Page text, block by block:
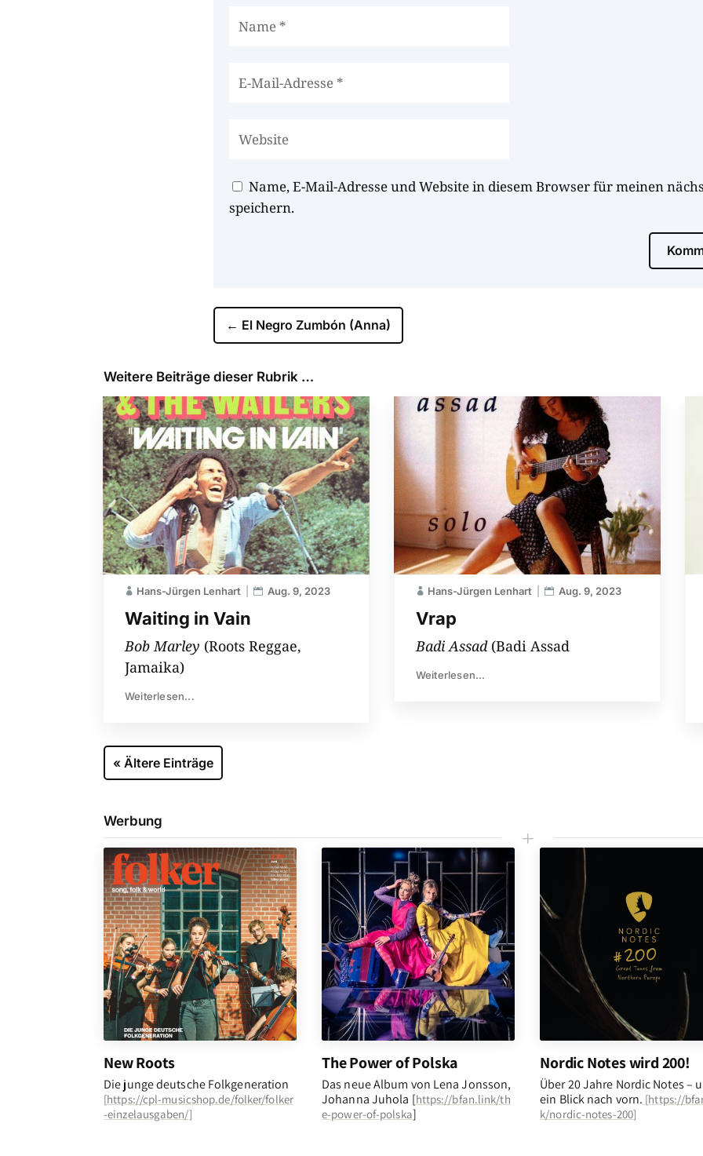
Name, E-Mail-Adresse und Website in diesem Browser für meinen
speichern.
← El Negro Zumbón (Anna)
Weitere Beiträge dieser Rubrik …
Waiting in Vain
Hans-Jürgen Lenhart Aug. 9, 2023
Bob Marley (Roots Reggae,
Jamaika)
Weiterlesen...
Vrap
Hans-Jürgen Lenhart Aug. 9, 2023
Badi Assad (Badi Assad
Weiterlesen...
« Ältere Einträge
Werbung
L
New Roots
Die junge deutsche Folkgeneration
[https://cpl-musicshop.de/folker/folker
-einzelausgaben/]
The Power of Polska
Das neue Album von Lena Jonsson,
Johanna Juhola [https://bfan.link/th
e-power-of-polska]
Nordic Notes wird 200!
Über 20 Jahre Nordic Notes –
ein Blick nach vorn. [https://
k/nordic-notes-200]